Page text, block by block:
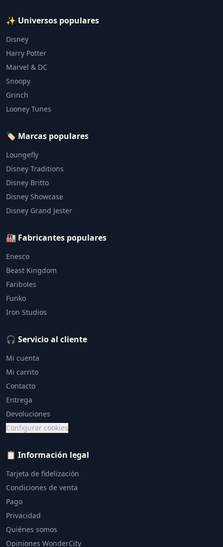
✨ Universos populares
Disney
Harry Potter
Marvel & DC
Snoopy
Grinch
Looney Tunes
🏷️ Marcas populares
Loungefly
Disney Traditions
Disney Britto
Disney Showcase
Disney Grand Jester
🏭 Fabricantes populares
Enesco
Beast Kingdom
Fariboles
Funko
Iron Studios
🎧 Servicio al cliente
Mi cuenta
Mi carrito
Contacto
Entrega
Devoluciones
Configurar cookies
📋 Información legal
Tarjeta de fidelización
Condiciones de venta
Pago
Privacidad
Quiénes somos
Opiniones WonderCity